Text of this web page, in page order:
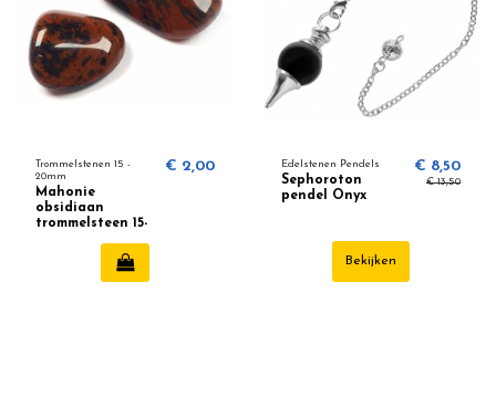
Trommelstenen 15 -
20mm
Mahonie
obsidiaan
trommelsteen 15-
€ 2,00 Edelstenen Pendels
Sephoroton
pendel Onyx
€ 8,50
€ 13,50
Bekijken